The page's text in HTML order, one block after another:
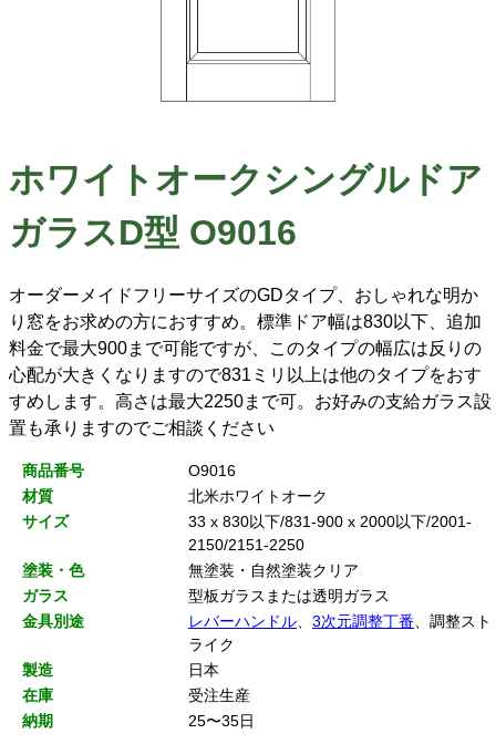
ホワイトオークシングルドア
ガラスD型 O9016
オーダーメイドフリーサイズのGDタイプ、おしゃれな明か
り窓をお求めの方におすすめ。標準ドア幅は830以下、追加
料金で最大900まで可能ですが、このタイプの幅広は反りの
心配が大きくなりますので831ミリ以上は他のタイプをおす
すめします。高さは最大2250まで可。お好みの支給ガラス設
置も承りますのでご相談ください
商品番号
O9016
材質
北米ホワイトオーク
サイズ
33 x 830以下/831-900 x 2000以下/2001-
2150/2151-2250
塗装・色
無塗装・自然塗装クリア
ガラス
型板ガラスまたは透明ガラス
金具別途
レバーハンドル、 3次元調整丁番、調整スト
ライク
製造
日本
在庫
受注生産
納期
25〜35日